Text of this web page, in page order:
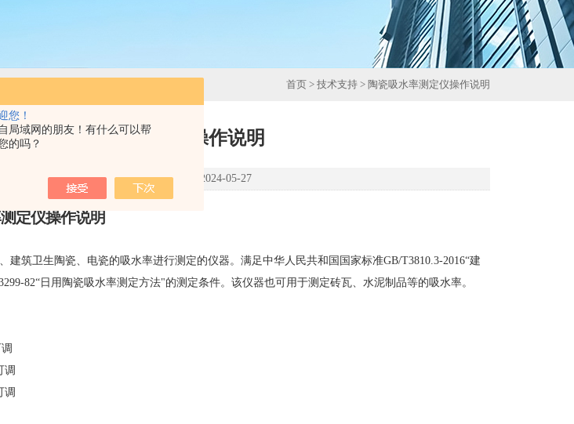
您！
局域网的朋友！有什么可以帮
的吗？
首页 > 技术支持 > 陶瓷吸水率测定仪操作说明
陶瓷吸水率测定仪操作说明
点击次数：3486 更新时间：2024-05-27
仪操作说明
建筑卫生陶瓷、电瓷的吸水率进行测定的仪器。满足中华人民共和国国家标准GB/T3810.3-2016“建
82“日用陶瓷吸水率测定方法"的测定条件。该仪器也可用于测定砖瓦、水泥制品等的吸水率。
调
调